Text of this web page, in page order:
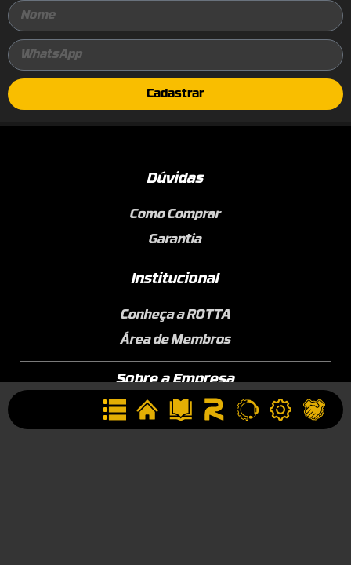
Cadastrar
Dúvidas
Como Comprar
Garantia
Institucional
Conheça a ROTTA
Área de Membros
Sobre a Empresa
Seja uma Assistência Técnica